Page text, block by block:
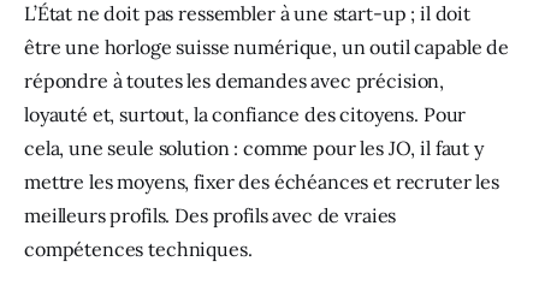
L’État ne doit pas ressembler à une start-up ; il doit
être une horloge suisse numérique, un outil capable de
répondre à toutes les demandes avec précision,
loyauté et, surtout, la confiance des citoyens. Pour
cela, une seule solution : comme pour les JO, il faut y
mettre les moyens, fixer des échéances et recruter les
meilleurs profils. Des profils avec de vraies
compétences techniques.